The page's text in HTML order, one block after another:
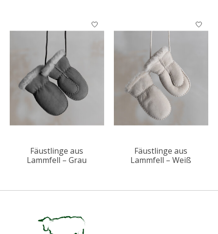
Fäustlinge aus
Lammfell – Grau
Fäustlinge aus
Lammfell – Weiß